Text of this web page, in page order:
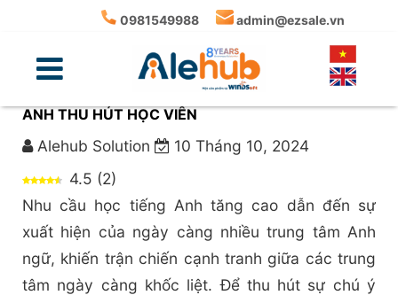
0981549988 admin@ezsale.vn
CÁCH VIẾT KỊCH BẢN TƯ VẤN KHÓA HỌC TIẾNG
ANH THU HÚT HỌC VIÊN
Alehub Solution
10 Tháng 10, 2024
4.5 (2)
Nhu cầu học tiếng Anh tăng cao dẫn đến sự
xuất hiện của ngày càng nhiều trung tâm Anh
ngữ, khiến trận chiến cạnh tranh giữa các trung
tâm ngày càng khốc liệt. Để thu hút sự chú ý